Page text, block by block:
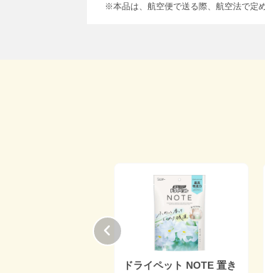
※本品は、航空便で送る際、航空法で定
備長炭ドライペット クロ
ド